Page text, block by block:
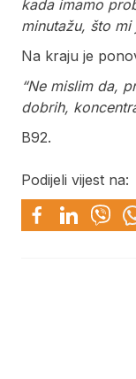
kada imamo
minutažu, što mi
Na kraju je
“Ne mislim da,
dobrih,
B92.
Podijeli vijest na: